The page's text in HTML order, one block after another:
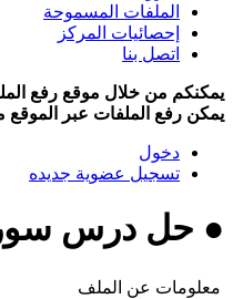
الملفات المسموحة
إحصائيات المركز
اتصل بنا
يمكنكم من خلال موقع رفع
يمكن رفع الملفات عبر
دخول
تسجيل عضوية جديده
● حل درس
معلومات عن الملف